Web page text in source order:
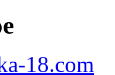
18.com